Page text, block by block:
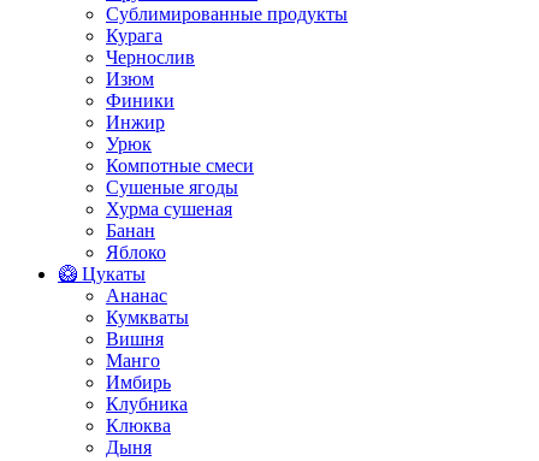
Сублимированные продукты
Курага
Чернослив
Изюм
Финики
Инжир
Урюк
Компотные смеси
Сушеные ягоды
Хурма сушеная
Банан
Яблоко
🥝 Цукаты
Ананас
Кумкваты
Вишня
Манго
Имбирь
Клубника
Клюква
Дыня